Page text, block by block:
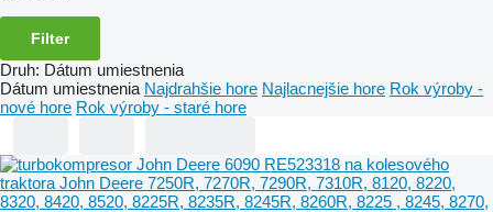
Filter
Druh: Dátum umiestnenia
Dátum umiestnenia Najdrahšie hore Najlacnejšie hore Rok výroby -
nové hore Rok výroby - staré hore